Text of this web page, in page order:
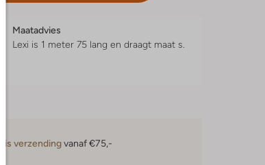
Maatadvies
Lexi is 1 meter 75 lang en draagt maat s.
verzendingvanaf €75,-